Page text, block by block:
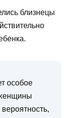
близнецы
особое